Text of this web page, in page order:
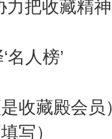
力把收藏精
名人榜’
收藏殿会员
写）